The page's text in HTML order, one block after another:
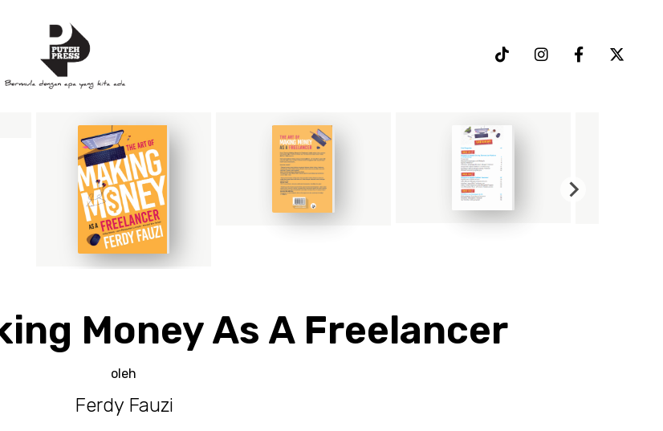
Money As A Freelancer
oleh
Ferdy Fauzi